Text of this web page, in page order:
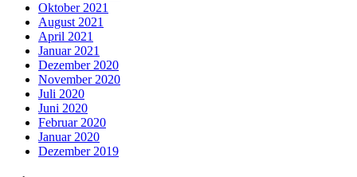
Oktober 2021
August 2021
April 2021
Januar 2021
Dezember 2020
November 2020
Juli 2020
Juni 2020
Februar 2020
Januar 2020
Dezember 2019